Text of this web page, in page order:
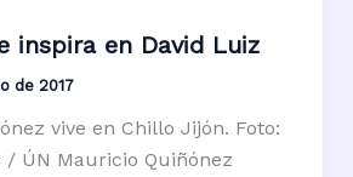
inspira en David Luiz
de 2017
vive en Chillo Jijón. Foto:
/ ÚN Mauricio Quiñónez